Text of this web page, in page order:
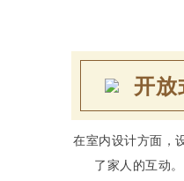
开放
在室内设计方面，
了家人的互动